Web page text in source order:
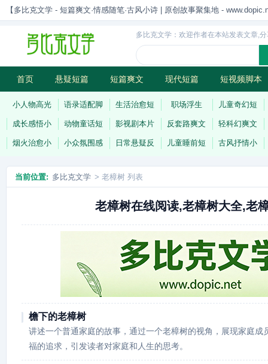
【多比克文学 - 短篇爽文·情感随笔·古风小诗 | 原创故事聚集地 -
多比克文学：欢迎作者在本站发表文章,
首页 悬疑短篇 短篇爽文 现代短篇 短视频脚本
古风小诗 科幻短篇 现代小诗 连载
小人物高光 语录适配脚 生活治愈短 职场浮生 儿童奇幻短
成长感悟小 动物童话短 影视剧本片 反套路爽文 轻科幻爽文
烟火治愈小 小众氛围感 日常悬疑反 儿童睡前短 古风抒情小
当前位置: 多比克文学 > 老樟树 列表
老樟树在线阅读,老樟树大全,老
檐下的老樟树
讲述一个普通家庭的故事，通过一个老樟树的视角，展现家庭成
福的追求，引发读者对家庭和人生的思考。